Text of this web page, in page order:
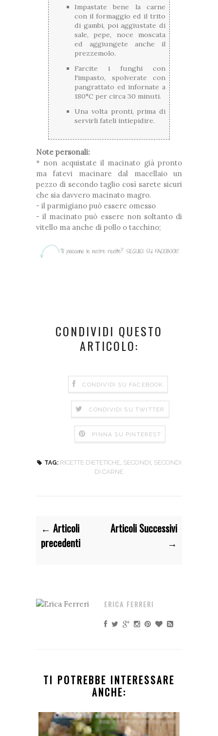
Impastate bene la carne
con il formaggio ed il trito
di gambi, poi aggiustate di
sale, pepe, noce moscata
ed aggiungete anche il
prezzemolo.
Farcite i funghi con
l'impasto, spolverate con
pangrattato ed infornate a
180°C per circa 30 minuti.
Una volta pronti, prima di
servirli fateli intiepidire.
Note personali:
* non acquistate il macinato già pronto
ma fatevi macinare dal macellaio un
pezzo di secondo taglio così sarete sicuri
che sia davvero macinato magro.
- il parmigiano può essere omesso
- il macinato può essere non soltanto di
vitello ma anche di pollo o tacchino;
CONDIVIDI QUESTO
ARTICOLO:
CONDIVIDI SU FACEBOOK
CONDIVIDI SU TWITTER
PINNA SU PINTEREST
TAG: RICETTE DIETETICHE SECONDI SECONDI
DI CARNE
← Articoli
precedenti
Articoli Successivi
→
ERICA FERRERI
TI POTREBBE INTERESSARE
ANCHE: